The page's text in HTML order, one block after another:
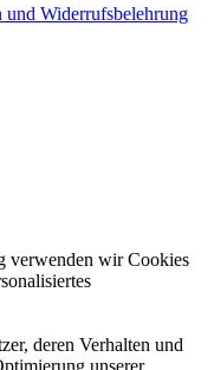
und Widerrufsbelehrung
verwenden wir Cookies
deren Verhalten und
unserer